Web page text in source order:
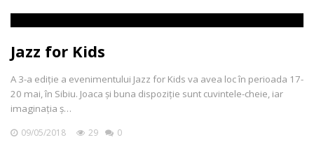
Jazz for Kids
A 3-a ediție a evenimentului Jazz for Kids va avea loc în perioada 17-
20 mai, în Sibiu. Joaca și buna dispoziție sunt cuvintele-cheie, iar
imaginația ș…
09/05/2018 29 0